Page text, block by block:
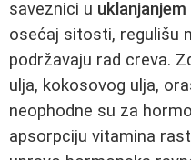
saveznici u
osećaj sitosti, regulišu
podržavaju rad creva.
ulja, kokosovog ulja,
neophodne su za
apsorpciju vitamina